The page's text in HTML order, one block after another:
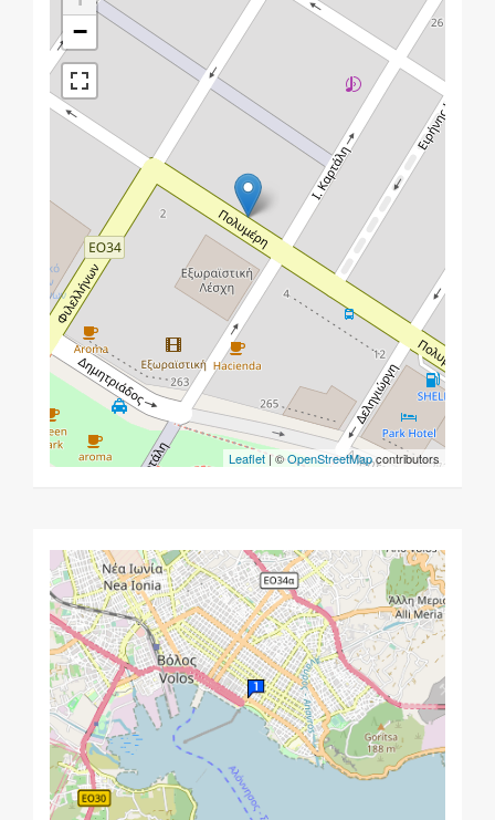
−
Leaflet| ©OpenStreetMapcontributors